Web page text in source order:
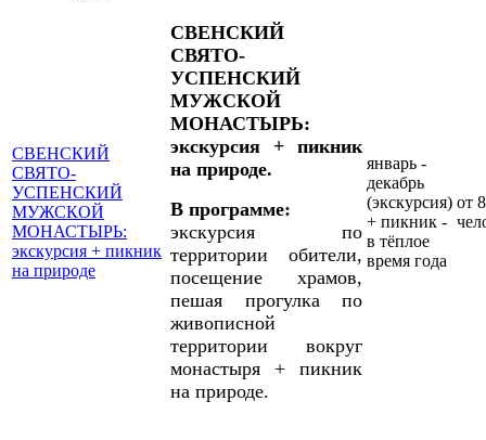
СВЕНСКИЙ
СВЯТО-
УСПЕНСКИЙ
МУЖСКОЙ
МОНАСТЫРЬ:
экскурсия + пикник
на природе
СВЕНСКИЙ
СВЯТО-
УСПЕНСКИЙ
МУЖСКОЙ
МОНАСТЫРЬ:
экскурсия + пикник
на природе.
В программе:
экскурсия по
территории обители,
посещение храмов,
пешая прогулка по
живописной
территории вокруг
монастыря + пикник
на природе.
январь -
декабрь
(экскурсия)
+ пикник -
в тёплое
время года
от